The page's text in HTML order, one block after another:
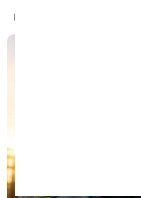
Read More